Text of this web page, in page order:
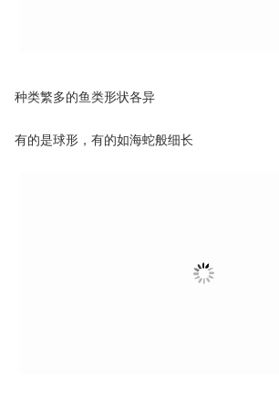
种类繁多的鱼类形状各异
有的是球形，有的如海蛇般细长